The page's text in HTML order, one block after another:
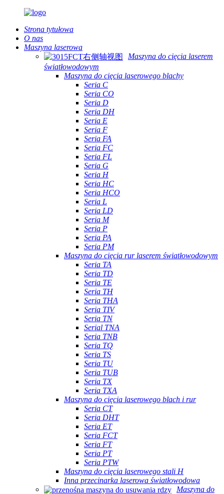
Strona tytułowa
O nas
Maszyna laserowa
Maszyna do cięcia laserem
światłowodowym
Maszyna do cięcia laserowego blachy
Seria C
Seria CO
Seria D
Seria DH
Seria E
Seria F
Seria FA
Seria FC
Seria FL
Seria G
Seria H
Seria HC
Seria HCO
Seria L
Seria LD
Seria M
Seria P
Seria PA
Seria PM
Maszyna do cięcia rur laserem światłowodowym
Seria TA
Seria TD
Seria TE
Seria TH
Seria THA
Seria TIV
Seria TN
Serial TNA
Seria TNB
Seria TQ
Seria TS
Seria TU
Seria TUB
Seria TX
Seria TXA
Maszyna do cięcia laserowego blach i rur
Seria CT
Seria DHT
Seria ET
Seria FCT
Seria FT
Seria PT
Seria PTW
Maszyna do cięcia laserowego stali H
Inna przecinarka laserowa światłowodowa
Maszyna do